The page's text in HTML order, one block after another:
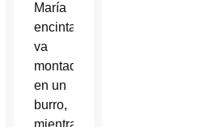
María
encinta
va
montada
en un
burro,